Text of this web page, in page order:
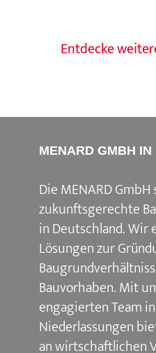
Entdecke
MENARD GMBH
Die MENARD
zukunftsgerechte
in Deutschland.
Lösungen zur
Bauvorhaben. Mit
engagierten Team
Niederlassungen
an wirtschaftlichen